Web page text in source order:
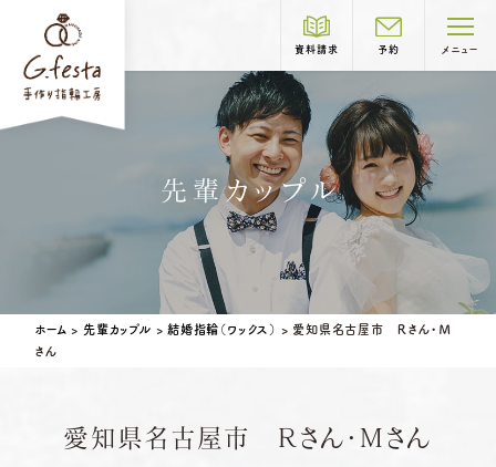
資料請求 予約 メニュー
制作コース紹介
COURSE
結婚指輪 婚約指輪
ベビーリング 結婚記念日リング
先輩カップル
ホーム > 先輩カップル >結婚指輪（ワックス） > 愛知県名古屋市 Ｒさん・Ｍ
さん
愛知県名古屋市 Ｒさん・Ｍさん
岐阜本店 TEL.058-265-2756
名古屋店 TEL.052-261-6676